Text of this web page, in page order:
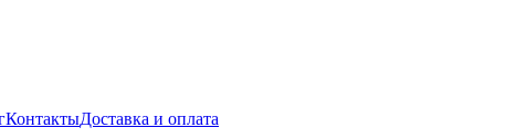
КонтактыДоставка и оплата